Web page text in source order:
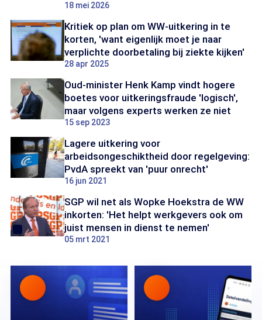
18 mei 2026
Kritiek op plan om WW-uitkering in te
korten, 'want eigenlijk moet je naar
verplichte doorbetaling bij ziekte kijken'
28 apr 2025
Oud-minister Henk Kamp vindt hogere
boetes voor uitkeringsfraude 'logisch',
maar volgens experts werken ze niet
15 sep 2023
Lagere uitkering voor
arbeidsongeschiktheid door regelgeving:
PvdA spreekt van 'puur onrecht'
16 jun 2021
SGP wil net als Wopke Hoekstra de WW
inkorten: 'Het helpt werkgevers ook om
juist mensen in dienst te nemen'
05 mrt 2021